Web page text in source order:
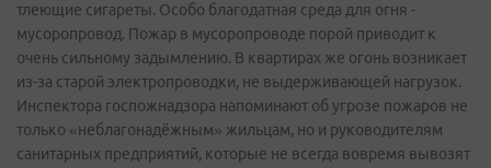
тлеющие сигареты. Особо благодатная среда для огня -
мусоропровод. Пожар в мусоропроводе порой приводит к
очень сильному задымлению. В квартирах же огонь возникает
из-за старой электропроводки, не выдерживающей нагрузок.
Инспектора госпожнадзора напоминают об угрозе пожаров не
только «неблагонадёжным» жильцам, но и руководителям
санитарных предприятий, которые не всегда вовремя вывозят